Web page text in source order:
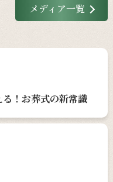
メディア一覧
！お葬式の新常識